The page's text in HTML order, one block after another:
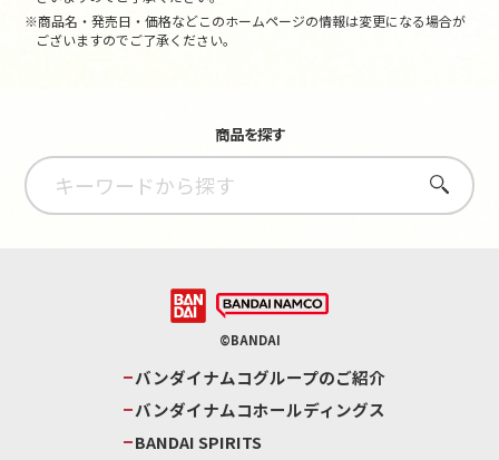
※商品名・発売日・価格などこのホームページの情報は変更になる場合が
ございますのでご了承ください。
商品を探す
さがす
©BANDAI
バンダイナムコグループのご紹介
バンダイナムコホールディングス
BANDAI SPIRITS